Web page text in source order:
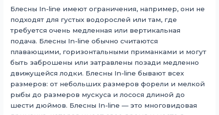
Блесны In-line имеют ограничения, например, они не
подходят для густых водорослей или там, где
требуется очень медленная или вертикальная
подача. Блесны In-line обычно считаются
плавающими, горизонтальными приманками и могут
быть заброшены или затравлены позади медленно
движущейся лодки. Блесны In-line бывают всех
размеров: от небольших размеров форели и мелкой
рыбы до размеров мускуса и лосося длиной до
шести дюймов. Блесны In-line — это многовидовая